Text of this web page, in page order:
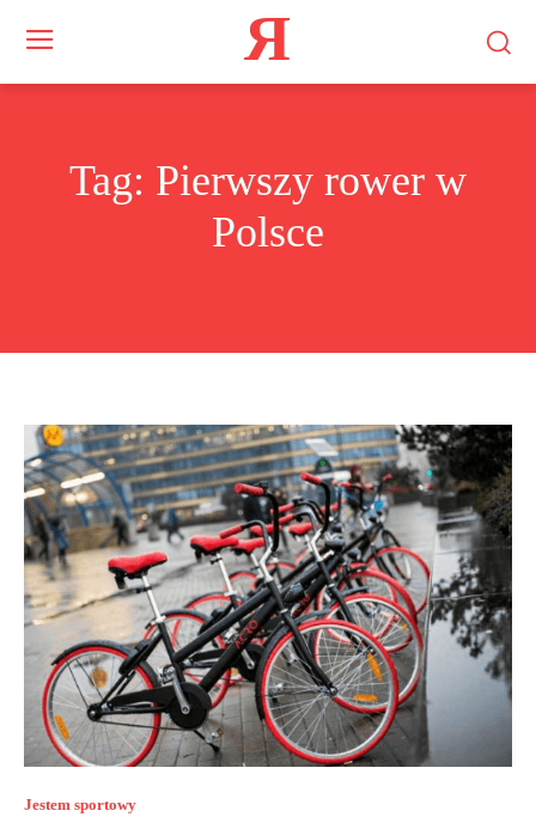
Я
Tag: Pierwszy rower w
Polsce
Jestem sportowy